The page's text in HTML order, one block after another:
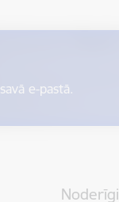
e-pastā.
Noderīgi